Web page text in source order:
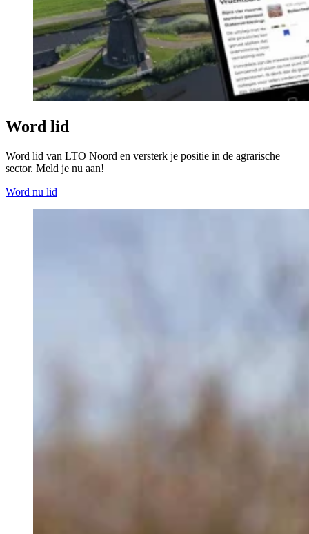
Word lid
Word lid van LTO Noord en versterk je positie in de agrarische
sector. Meld je nu aan!
Word nu lid